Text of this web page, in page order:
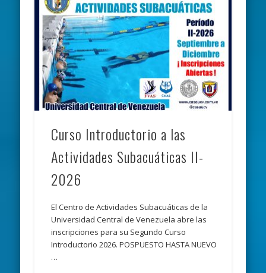
Curso Introductorio a las
Actividades Subacuáticas II-
2026
El Centro de Actividades Subacuáticas de la
Universidad Central de Venezuela abre las
inscripciones para su Segundo Curso
Introductorio 2026. POSPUESTO HASTA NUEVO
…